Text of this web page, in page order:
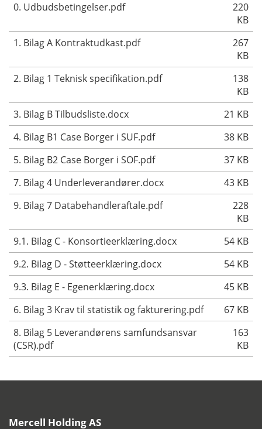
0. Udbudsbetingelser.pdf
220
KB
1. Bilag A Kontraktudkast.pdf
267
KB
2. Bilag 1 Teknisk specifikation.pdf
138
KB
3. Bilag B Tilbudsliste.docx
21 KB
4. Bilag B1 Case Borger i SUF.pdf
38 KB
5. Bilag B2 Case Borger i SOF.pdf
37 KB
7. Bilag 4 Underleverandører.docx
43 KB
9. Bilag 7 Databehandleraftale.pdf
228
KB
9.1. Bilag C - Konsortieerklæring.docx
54 KB
9.2. Bilag D - Støtteerklæring.docx
54 KB
9.3. Bilag E - Egenerklæring.docx
45 KB
6. Bilag 3 Krav til statistik og fakturering.pdf
67 KB
8. Bilag 5 Leverandørens samfundsansvar
(CSR).pdf
163
KB
Mercell Holding AS